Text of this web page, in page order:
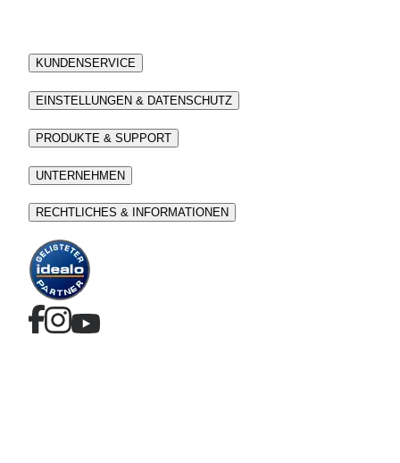
KUNDENSERVICE
EINSTELLUNGEN & DATENSCHUTZ
PRODUKTE & SUPPORT
UNTERNEHMEN
RECHTLICHES & INFORMATIONEN